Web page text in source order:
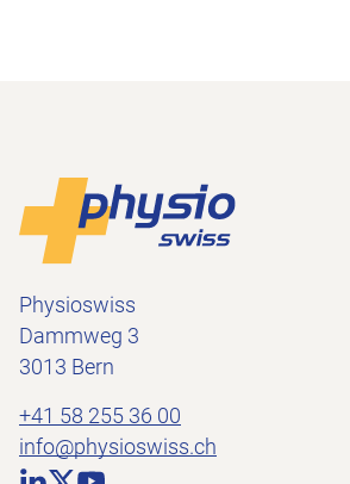
Footer
Physioswiss
Dammweg 3
3013 Bern
+41 58 255 36 00
info@physioswiss.ch